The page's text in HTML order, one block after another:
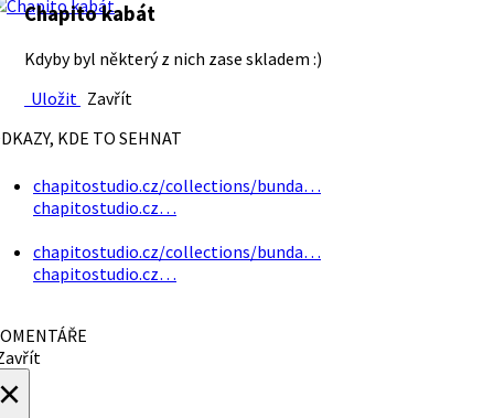
Chapito kabát
Kdyby byl některý z nich zase skladem :)
Uložit Zavřít
KDE TO SEHNAT
chapitostudio.cz/collections/bunda…
chapitostudio.cz…
chapitostudio.cz/collections/bunda…
chapitostudio.cz…